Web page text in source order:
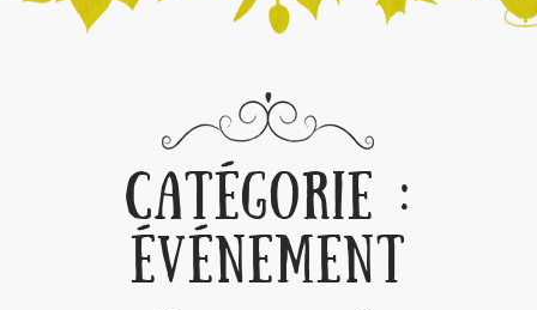
CATÉGORIE :
ÉVÉNEMENT